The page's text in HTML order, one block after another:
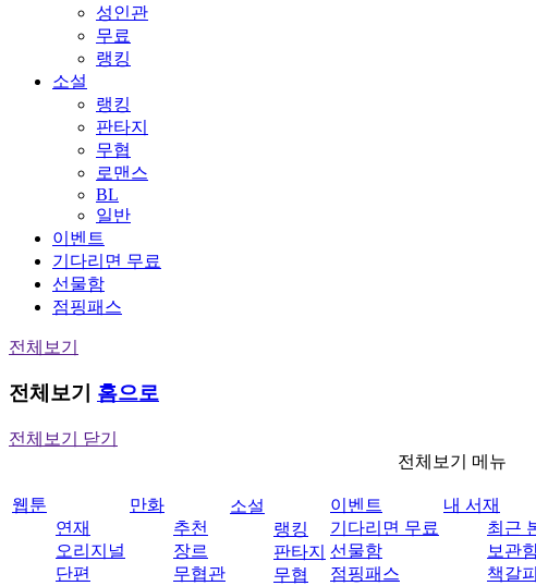
성인관
무료
랭킹
소설
랭킹
판타지
무협
로맨스
BL
일반
이벤트
기다리면 무료
선물함
점핑패스
전체보기
전체보기 홈으로
전체보기 닫기
전체보기 메뉴
웹툰
연재
오리지널
단편
만화
추천
장르
무협관
소설
랭킹
판타지
무협
이벤트
기다리면 무료
선물함
점핑패스
내 서재
최근
보관
책갈피